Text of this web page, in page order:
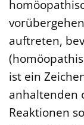
auftreten,
ist ein
anhaltenden
Reaktionen